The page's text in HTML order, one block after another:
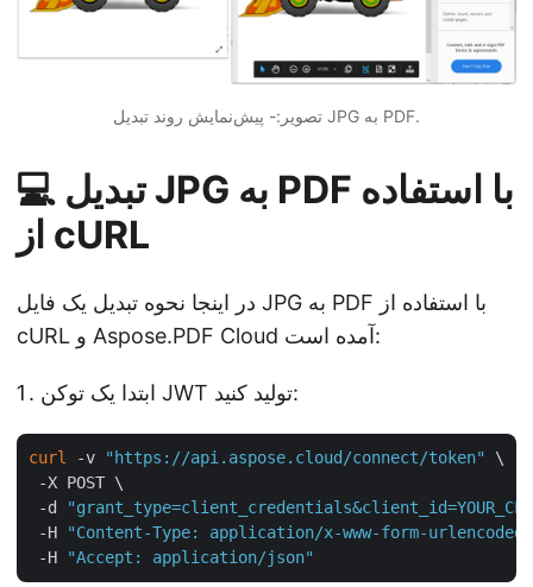
تصویر:- پیش‌نمایش روند تبدیل JPG به PDF.
💻 تبدیل JPG به PDF با استفاده
از cURL
در اینجا نحوه تبدیل یک فایل JPG به PDF با استفاده از
cURL و Aspose.PDF Cloud آمده است:
ابتدا یک توکن JWT تولید کنید:
curl -v "https://api.aspose.cloud/connect/token"
\
-X POST \
-d
-H
"Content-Type: application/x-www-form-urlencoded"
-H
"Accept: application/json"